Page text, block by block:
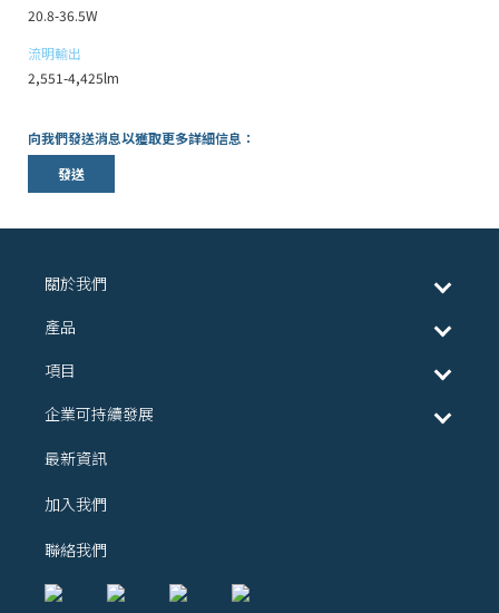
20.8-36.5W
流明輸出
2,551-4,425lm
向我們發送消息以獲取更多詳細信息：
發送
關於我們
產品
項目
企業可持續發展
最新資訊
加入我們
聯絡我們